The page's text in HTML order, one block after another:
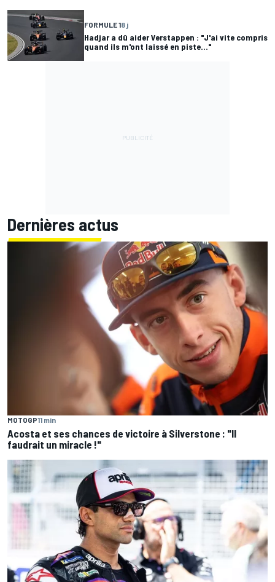
FORMULE 18 j
Hadjar a dû aider Verstappen : "J'ai vite compris
quand ils m'ont laissé en piste..."
Dernières actus
MOTOGP11 min
Acosta et ses chances de victoire à Silverstone : "Il
faudrait un miracle !"